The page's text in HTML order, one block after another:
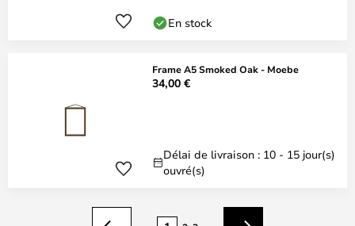
En stock
Frame A5 Smoked Oak - Moebe
34,00 €
Délai de livraison : 10 - 15 jour(s)
ouvré(s)